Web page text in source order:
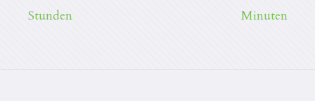
Stunden Minuten